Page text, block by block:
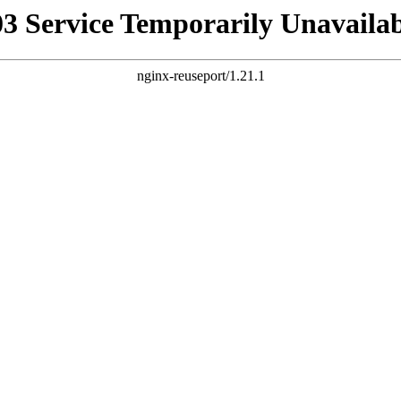
Service Temporarily
nginx-reuseport/1.21.1